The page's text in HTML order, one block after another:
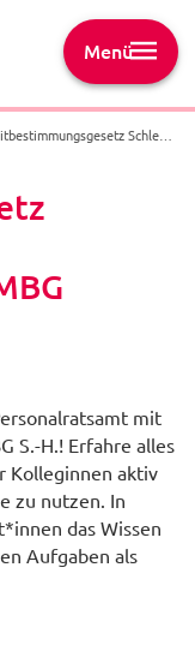
Menü
Mitbestimmungsgesetz Schleswig-Holstein – Grundlagenseminar MBG Modul 1 - „Gleich richtig starten!“
mit
S.-H.! Erfahre alles
Kolleginnen aktiv
zu nutzen. In
das Wissen
Aufgaben als